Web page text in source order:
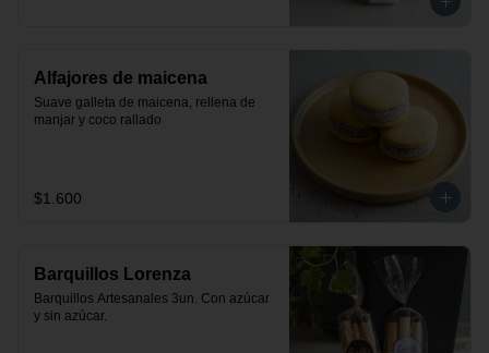
Alfajores de maicena
Suave galleta de maicena, rellena de
manjar y coco rallado
$1.600
Barquillos Lorenza
Barquillos Artesanales 3un. Con azúcar
y sin azúcar.